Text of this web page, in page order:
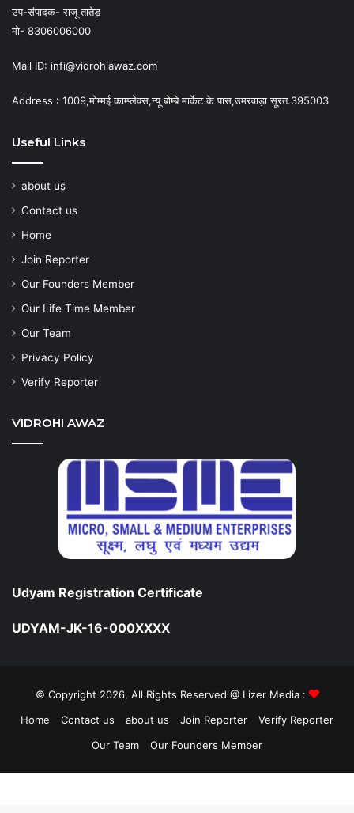
उप-संपादक- राजू तातेड़
मो- 8306006000
Mail ID: infi@vidrohiawaz.com
Address : 1009,मोम्मई काम्प्लेक्स,न्यू बोम्बे मार्केट के पास,उमरवाड़ा सूरत.395003
Useful Links
about us
Contact us
Home
Join Reporter
Our Founders Member
Our Life Time Member
Our Team
Privacy Policy
Verify Reporter
VIDROHI AWAZ
Udyam Registration Certificate
UDYAM-JK-16-000XXXX
© Copyright 2026, All Rights Reserved @ Lizer Media :
Home
Contact us about us Join Reporter
Verify Reporter
Our Team
Our Founders Member